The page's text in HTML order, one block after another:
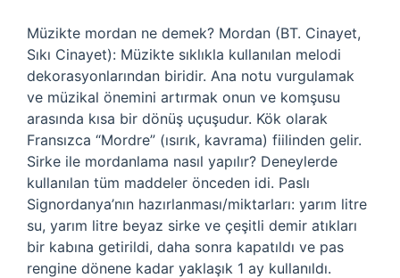
Müzikte mordan ne demek? Mordan (BT. Cinayet,
Sıkı Cinayet): Müzikte sıklıkla kullanılan melodi
dekorasyonlarından biridir. Ana notu vurgulamak
ve müzikal önemini artırmak onun ve komşusu
arasında kısa bir dönüş uçuşudur. Kök olarak
Fransızca “Mordre” (ısırık, kavrama) fiilinden gelir.
Sirke ile mordanlama nasıl yapılır? Deneylerde
kullanılan tüm maddeler önceden idi. Paslı
Signordanya’nın hazırlanması/miktarları: yarım litre
su, yarım litre beyaz sirke ve çeşitli demir atıkları
bir kabına getirildi, daha sonra kapatıldı ve pas
rengine dönene kadar yaklaşık 1 ay kullanıldı.